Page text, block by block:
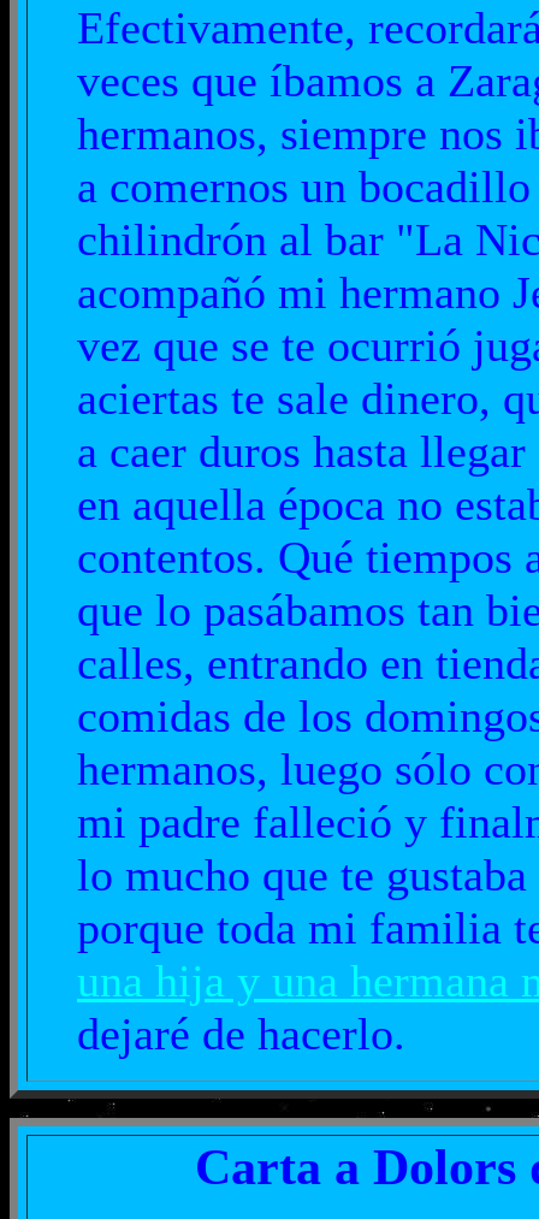
Efectivamente,
veces que íbamos a
hermanos, siempre nos
a comernos un
chilindrón al bar "La
acompañó mi hermano
vez que se te ocurrió
aciertas te sale dinero,
a caer duros hasta
en aquella época no
contentos. Qué
que lo pasábamos tan
calles, entrando en
comidas de los
hermanos, luego sólo
mi padre falleció y
lo mucho que te
porque toda mi familia
una hija y una hermana
dejaré de hacerlo.
Carta a Dolors